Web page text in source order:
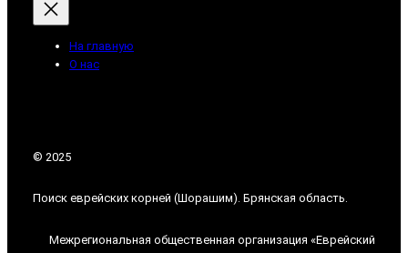
На главную
О нас
© 2025
Поиск еврейских корней (Шорашим). Брянская область.
Межрегиональная общественная организация «Еврейский